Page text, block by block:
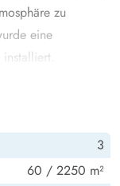
zu
eine
einem
jüngsten Gäste im
wollen. Das
3
60 / 2250 m²